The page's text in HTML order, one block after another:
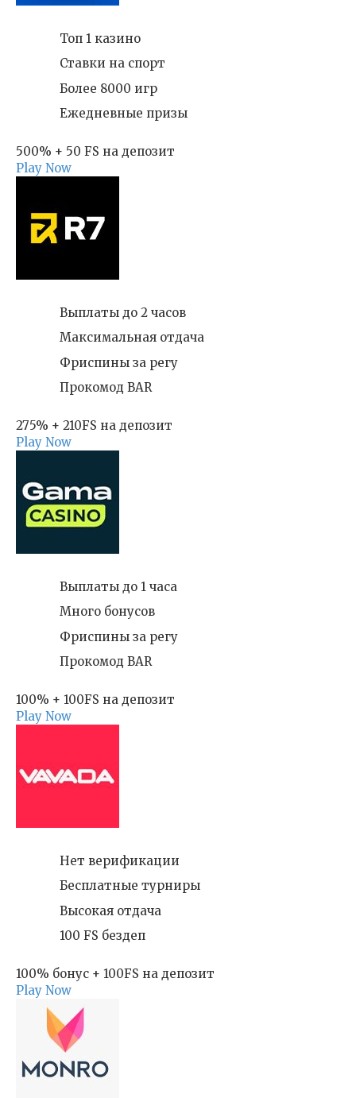
Топ 1 казино
Ставки на спорт
Более 8000 игр
Ежедневные призы
500% + 50 FS на депозит
Play Now
Выплаты до 2 часов
Максимальная отдача
Фриспины за регу
Прокомод BAR
275% + 210FS на депозит
Play Now
Выплаты до 1 часа
Много бонусов
Фриспины за регу
Прокомод BAR
100% + 100FS на депозит
Play Now
Нет верификации
Бесплатные турниры
Высокая отдача
100 FS бездеп
100% бонус + 100FS на депозит
Play Now